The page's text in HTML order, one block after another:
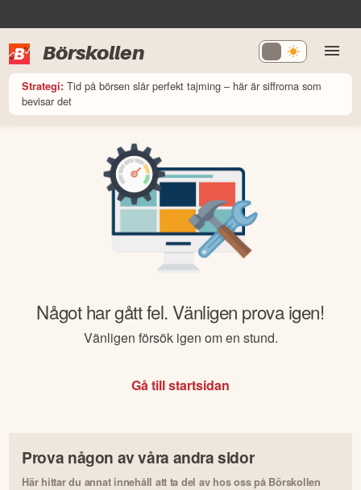
Börskollen
Strategi: Tid på börsen slår perfekt tajming – här är siffrorna som
bevisar det
Något har gått fel. Vänligen prova igen!
Vänligen försök igen om en stund.
Gå till startsidan
Prova någon av våra andra sidor
Här hittar du annat innehåll att ta del av hos oss på Börskollen